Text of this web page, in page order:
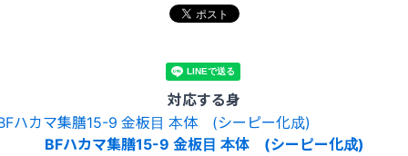
対応する身
BFハカマ集膳15-9 金板目 本体 (シーピー化成)